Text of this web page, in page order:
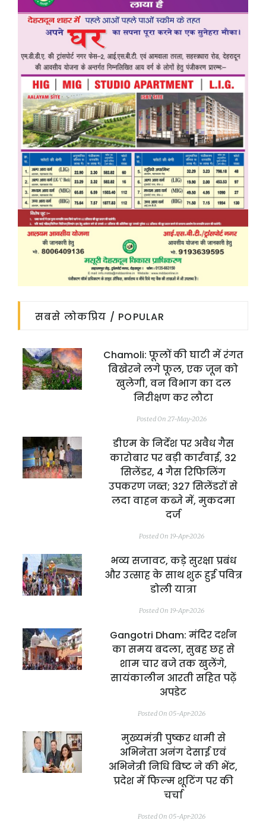
सबसे लोकप्रिय / POPULAR
Chamoli: फूलों की घाटी में रंगत
बिखेरने लगे फूल, एक जून को
खुलेगी, वन विभाग का दल
निरीक्षण कर लौटा
Posted On 27-May-2026
डीएम के निर्देश पर अवैध गैस
कारोबार पर बड़ी कार्रवाई, 32
सिलेंडर, 4 गैस रिफिलिंग
उपकरण जब्त; 327 सिलेंडरों से
लदा वाहन कब्जे में, मुकदमा
दर्ज
Posted On 19-Apr-2026
भव्य सजावट, कड़े सुरक्षा प्रबंध
और उत्साह के साथ शुरू हुई पवित्र
डोली यात्रा
Posted On 19-Apr-2026
Gangotri Dham: मंदिर दर्शन
का समय बदला, सुबह छह से
शाम चार बजे तक खुलेंगे,
सायंकालीन आरती सहित पढ़ें
अपडेट
Posted On 05-Apr-2026
मुख्यमंत्री पुष्कर धामी से
अभिनेता अनंग देसाई एवं
अभिनेत्री निधि बिष्ट ने की भेंट,
प्रदेश में फिल्म शूटिंग पर की
चर्चा
Posted On 05-Apr-2026